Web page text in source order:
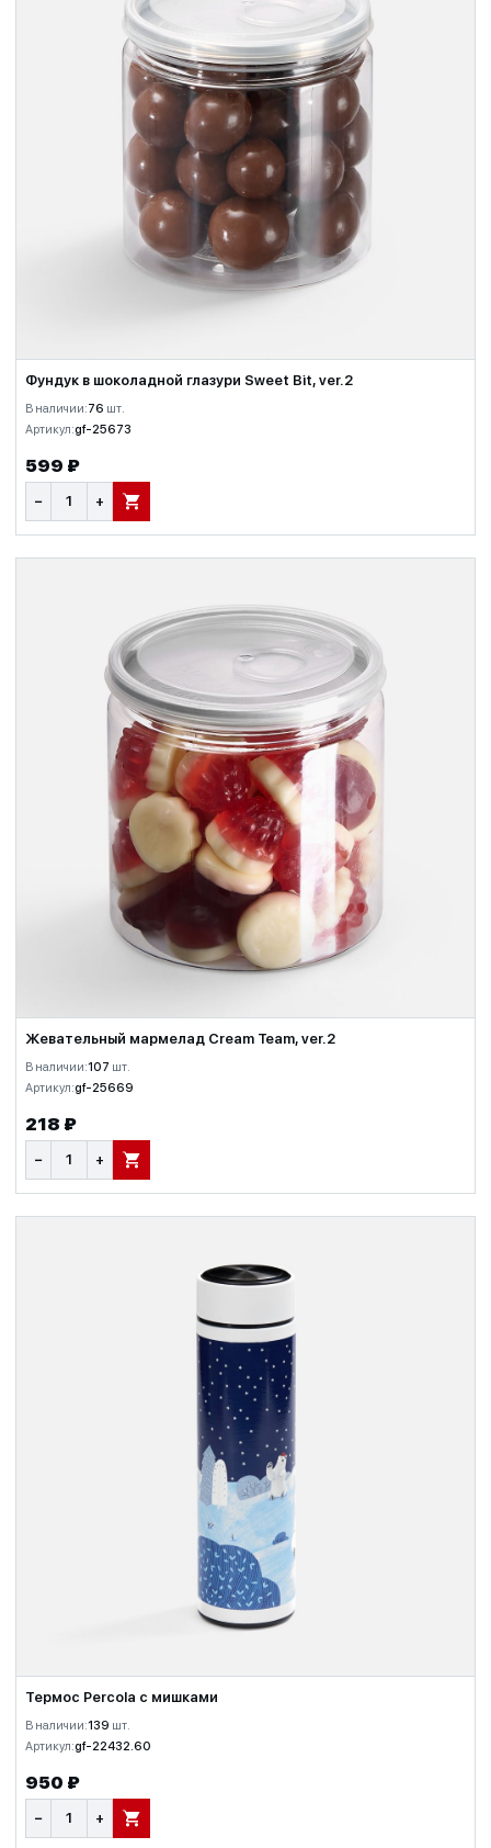
Фундук в шоколадной глазури Sweet Bit, ver.2
В наличии:76 шт.
Артикул:gf-25673
599 ₽
− + В КОРЗИНУ
Жевательный мармелад Cream Team, ver.2
В наличии:107 шт.
Артикул:gf-25669
218 ₽
− + В КОРЗИНУ
Термос Percola с мишками
В наличии:139 шт.
Артикул:gf-22432.60
950 ₽
− + В КОРЗИНУ